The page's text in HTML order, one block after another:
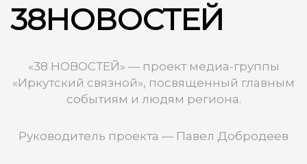
38НОВОСТЕЙ
«38 НОВОСТЕЙ» — проект медиа-группы
«Иркутский связной», посвященный главным
событиям и людям региона.
Руководитель проекта — Павел Добродеев